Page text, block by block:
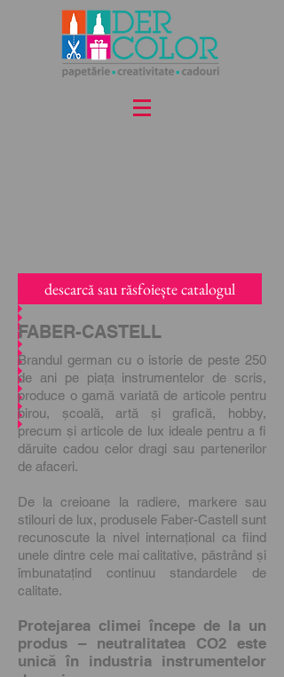
descarcă sau răsfoiește catalogul
FABER-CASTELL
Brandul german cu o istorie de peste 250
de ani pe piața instrumentelor de scris,
produce o gamă variată de articole pentru
birou, școală, artă și grafică, hobby,
precum și articole de lux ideale pentru a fi
dăruite cadou celor dragi sau partenerilor
de afaceri.
De la creioane la radiere, markere sau
stilouri de lux, produsele Faber-Castell sunt
recunoscute la nivel internațional ca fiind
unele dintre cele mai calitative, păstrând și
îmbunatațind continuu standardele de
calitate.
Protejarea climei începe de la un
produs – neutralitatea CO2 este
unică în industria instrumentelor